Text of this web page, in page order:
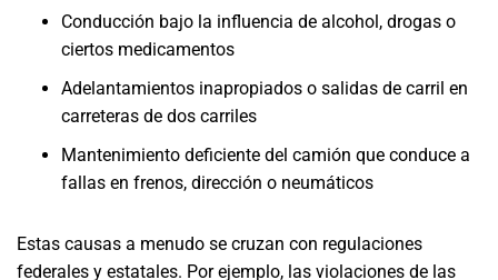
Conducción bajo la influencia de alcohol, drogas o
ciertos medicamentos
Adelantamientos inapropiados o salidas de carril en
carreteras de dos carriles
Mantenimiento deficiente del camión que conduce a
fallas en frenos, dirección o neumáticos
Estas causas a menudo se cruzan con regulaciones
federales y estatales. Por ejemplo, las violaciones de las